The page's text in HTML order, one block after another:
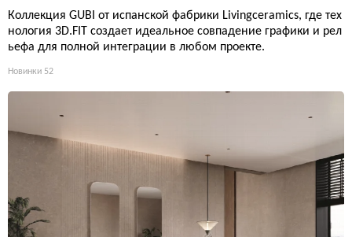
Коллекция GUBI от испанской фабрики Livingceramics, где тех
нология 3D.FIT создает идеальное совпадение графики и рел
ьефа для полной интеграции в любом проекте.
Новинки 52